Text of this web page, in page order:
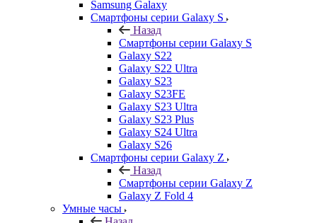
Samsung Galaxy
Смартфоны серии Galaxy S
Назад
Смартфоны серии Galaxy S
Galaxy S22
Galaxy S22 Ultra
Galaxy S23
Galaxy S23FE
Galaxy S23 Ultra
Galaxy S23 Plus
Galaxy S24 Ultra
Galaxy S26
Смартфоны серии Galaxy Z
Назад
Смартфоны серии Galaxy Z
Galaxy Z Fold 4
Умные часы